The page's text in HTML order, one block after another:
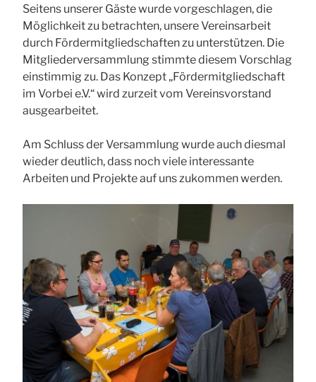
Seitens unserer Gäste wurde vorgeschlagen, die
Möglichkeit zu betrachten, unsere Vereinsarbeit
durch Fördermitgliedschaften zu unterstützen. Die
Mitgliederversammlung stimmte diesem Vorschlag
einstimmig zu. Das Konzept „Fördermitgliedschaft
im Vorbei e.V.“ wird zurzeit vom Vereinsvorstand
ausgearbeitet.
Am Schluss der Versammlung wurde auch diesmal
wieder deutlich, dass noch viele interessante
Arbeiten und Projekte auf uns zukommen werden.